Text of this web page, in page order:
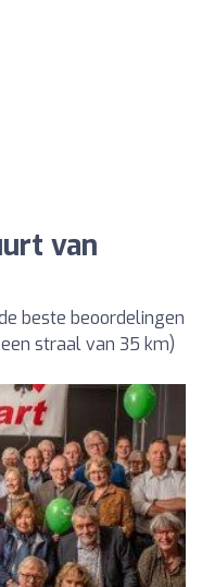
van
beste beoordelingen
straal van 35 km)